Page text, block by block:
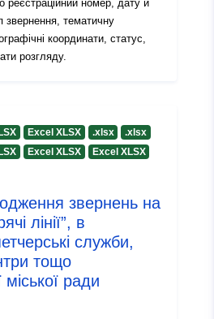
реєстраційний номер, дату й
звернення, тематичну
координати, статус,
розгляду.
Excel XLSX .xlsx
.xlsx
Excel XLSX
Excel XLSX
звернень на
лінії”, в
служби,
тощо
міської ради